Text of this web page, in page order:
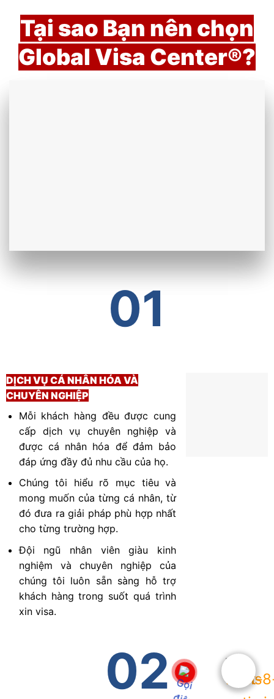
Tại sao Bạn nên chọn
Global Visa Center®?
01
DỊCH VỤ CÁ NHÂN HÓA VÀ
CHUYÊN NGHIỆP
Mỗi khách hàng đều được cung
cấp dịch vụ chuyên nghiệp và
được cá nhân hóa để đảm bảo
đáp ứng đầy đủ nhu cầu của họ.
Chúng tôi hiểu rõ mục tiêu và
mong muốn của từng cá nhân, từ
đó đưa ra giải pháp phù hợp nhất
cho từng trường hợp.
Đội ngũ nhân viên giàu kinh
nghiệm và chuyên nghiệp của
chúng tôi luôn sẵn sàng hỗ trợ
khách hàng trong suốt quá trình
xin visa.
02